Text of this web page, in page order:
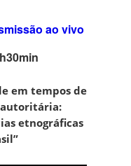
ao vivo
em tempos de
autoritária:
etnográficas